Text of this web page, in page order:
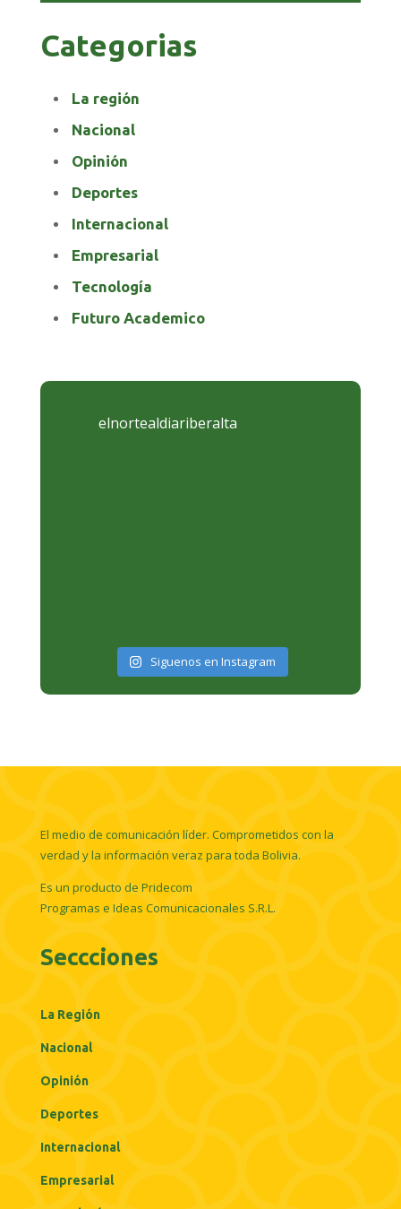
Categorias
La región
Nacional
Opinión
Deportes
Internacional
Empresarial
Tecnología
Futuro Academico
elnortealdiariberalta
Siguenos en Instagram
El medio de comunicación líder. Comprometidos con la
verdad y la información veraz para toda Bolivia.
Es un producto de Pridecom
Programas e Ideas Comunicacionales S.R.L.
Seccciones
La Región
Nacional
Opinión
Deportes
Internacional
Empresarial